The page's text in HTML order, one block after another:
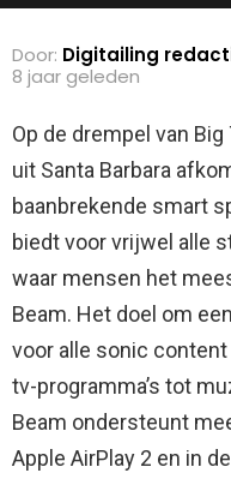
Door: Digitailing
8 jaar geleden
Op de drempel van
uit Santa Barbara
baanbrekende smart
biedt voor vrijwel alle
waar mensen het
Beam. Het doel om
voor alle sonic
tv-programma’s tot
Beam ondersteunt
Apple AirPlay 2 en in